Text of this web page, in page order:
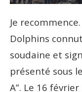
Je
Dolphins
soudaine et
présenté sous
A”. Le 16